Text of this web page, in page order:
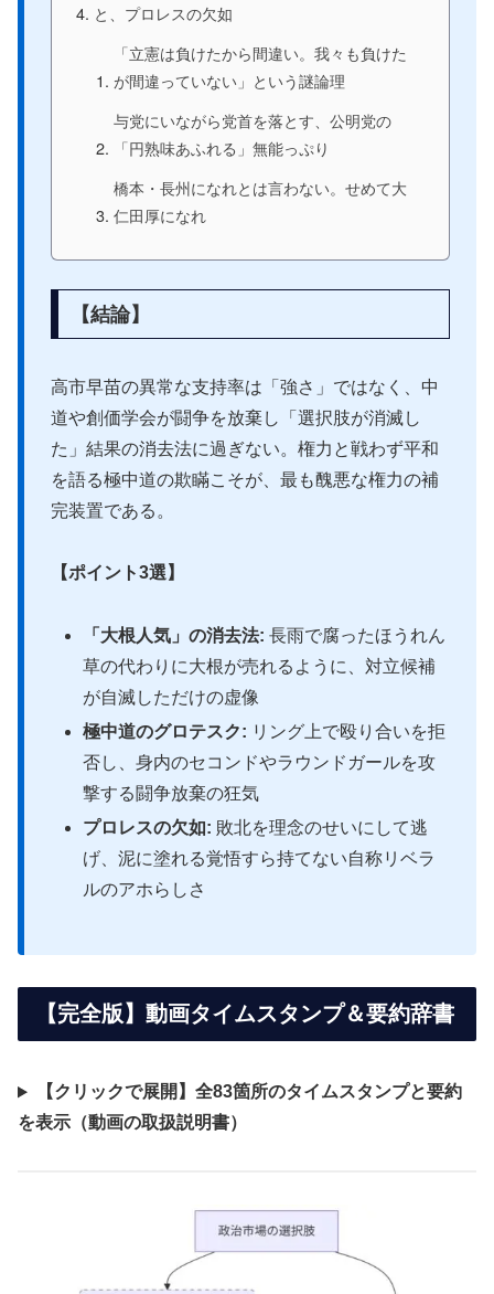
と、プロレスの欠如
「立憲は負けたから間違い。我々も負けた
が間違っていない」という謎論理
与党にいながら党首を落とす、公明党の
「円熟味あふれる」無能っぷり
橋本・長州になれとは言わない。せめて大
仁田厚になれ
【結論】
高市早苗の異常な支持率は「強さ」ではなく、中
道や創価学会が闘争を放棄し「選択肢が消滅し
た」結果の消去法に過ぎない。権力と戦わず平和
を語る極中道の欺瞞こそが、最も醜悪な権力の補
完装置である。
【ポイント3選】
「大根人気」の消去法: 長雨で腐ったほうれん
草の代わりに大根が売れるように、対立候補
が自滅しただけの虚像
極中道のグロテスク: リング上で殴り合いを拒
否し、身内のセコンドやラウンドガールを攻
撃する闘争放棄の狂気
プロレスの欠如: 敗北を理念のせいにして逃
げ、泥に塗れる覚悟すら持てない自称リベラ
ルのアホらしさ
【完全版】動画タイムスタンプ＆要約辞書
【クリックで展開】全83箇所のタイムスタンプと要約
を表示（動画の取扱説明書）